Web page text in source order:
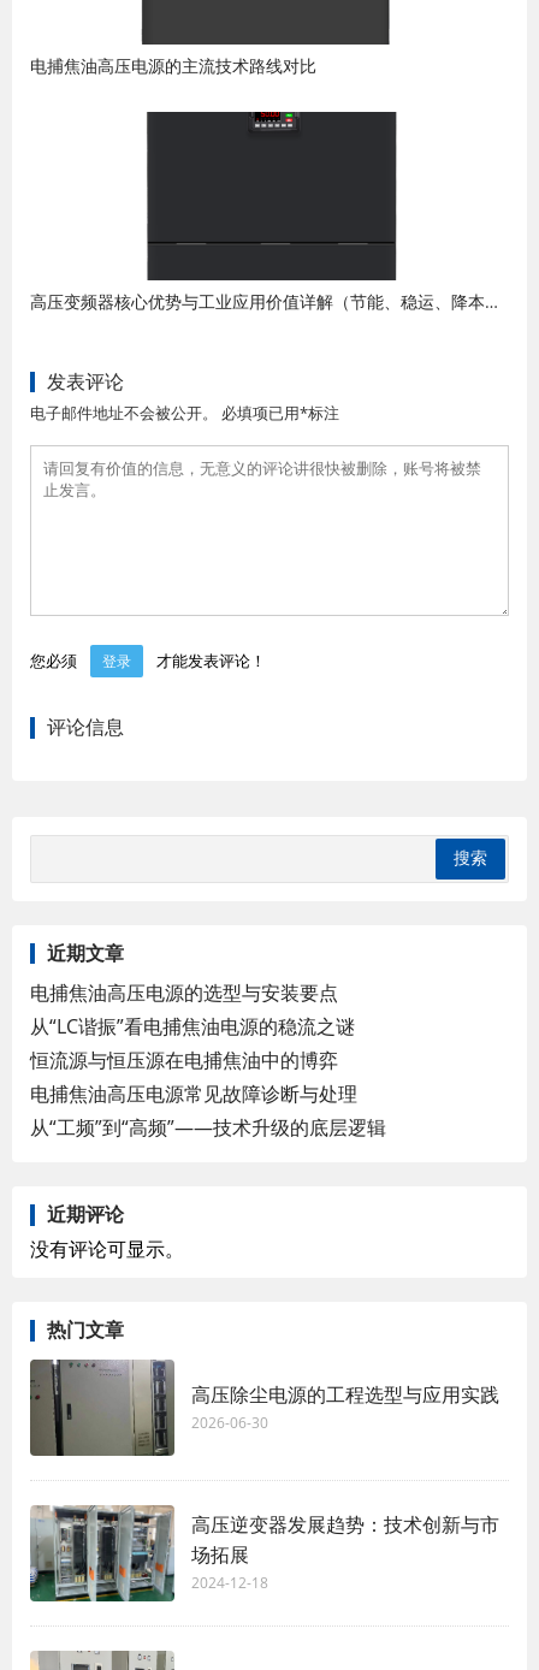
电捕焦油高压电源的主流技术路线对比
高压变频器核心优势与工业应用价值详解（节能、稳运、降本、增效）
发表评论
电子邮件地址不会被公开。 必填项已用*标注
您必须 登录 才能发表评论！
评论信息
近期文章
电捕焦油高压电源的选型与安装要点
从“LC谐振”看电捕焦油电源的稳流之谜
恒流源与恒压源在电捕焦油中的博弈
电捕焦油高压电源常见故障诊断与处理
从“工频”到“高频”——技术升级的底层逻辑
近期评论
没有评论可显示。
热门文章
高压除尘电源的工程选型与应用实践
2026-06-30
高压逆变器发展趋势：技术创新与市
场拓展
2024-12-18